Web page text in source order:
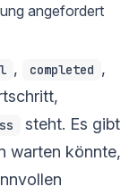
angefordert
, completed ,
steht. Es gibt
warten könnte,